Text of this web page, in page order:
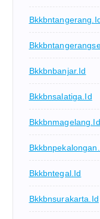
Bkkbnbanjar.id
Bkkbnsalatiga.id
Bkkbnmagelang.id
Bkkbntegal.id
Bkkbnsurakarta.id